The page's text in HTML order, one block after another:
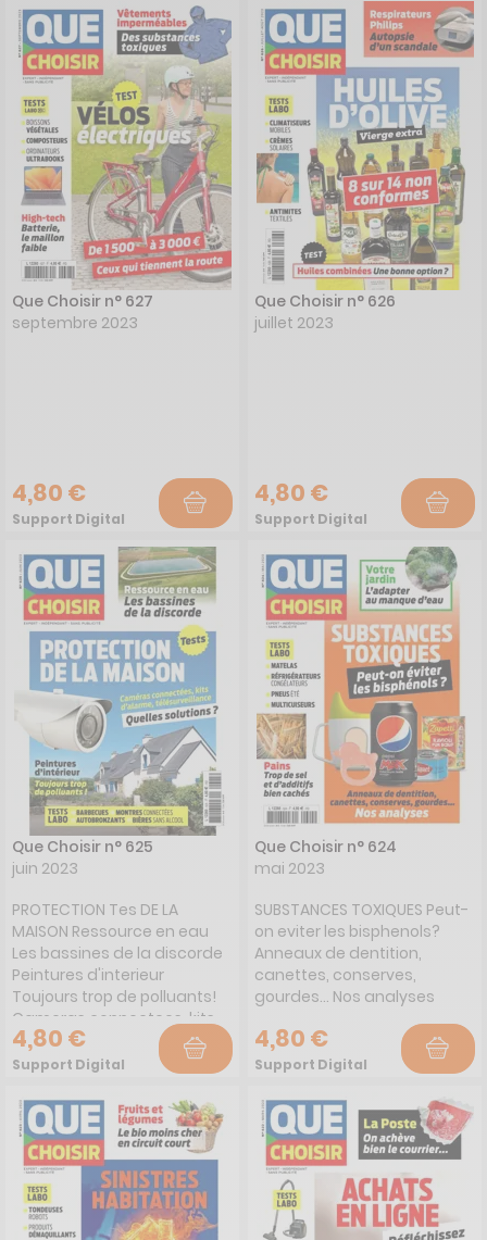
Que Choisir n° 627
septembre 2023
4,80 €
Support Digital
Que Choisir n° 626
juillet 2023
4,80 €
Support Digital
Que Choisir n° 625
juin 2023
PROTECTION Tes DE LA
MAISON Ressource en eau
Les bassines de la discorde
Peintures d'interieur
Toujours trop de polluants!
Cameras connectees, kits
d'alarme, telesurveillance
Quelles solutions?
4,80 €
Support Digital
Que Choisir n° 624
mai 2023
SUBSTANCES TOXIQUES Peut-
on eviter les bisphenols?
Anneaux de dentition,
canettes, conserves,
gourdes... Nos analyses
4,80 €
Support Digital